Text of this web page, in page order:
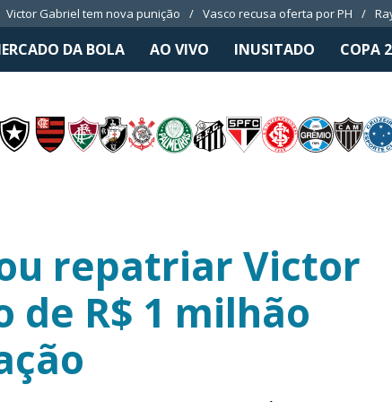
Victor Gabriel tem nova punição Vasco recusa oferta por PH
DA BOLA AO VIVO INUSITADO COPA
repatriar Victor
de R$ 1 milhão